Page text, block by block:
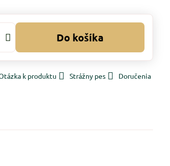
Do košíka
k produktu Strážny pes Doručenia